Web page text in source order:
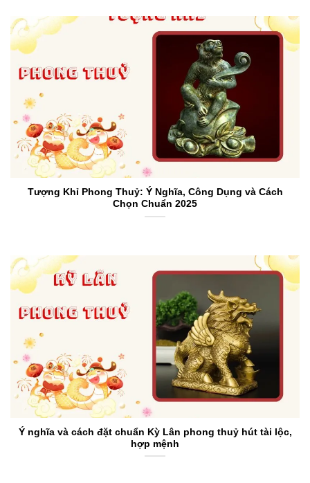
Tượng Khỉ Phong Thuỷ: Ý Nghĩa, Công Dụng và Cách
Chọn Chuẩn 2025
Ý nghĩa và cách đặt chuẩn Kỳ Lân phong thuỷ hút tài lộc,
hợp mệnh